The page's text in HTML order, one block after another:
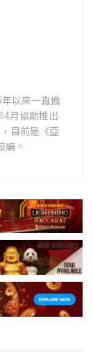
以來一直擔
4月協助推出
目前是《亞
。